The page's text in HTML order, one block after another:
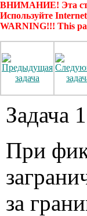
ВНИМАНИЕ! Эта
Используйте
WARNING!!! This
Задача
При
за